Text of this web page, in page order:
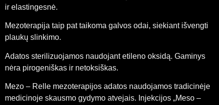
ir elastingesnė.
Mezoterapija taip pat taikoma galvos odai, siekiant išvengti
plaukų slinkimo.
Adatos sterilizuojamos naudojant etileno oksidą. Gaminys
nėra pirogeniškas ir netoksiškas.
Mezo – Relle mezoterapijos adatos naudojamos tradicinėje
medicinoje skausmo gydymo atvejais. Injekcijos „Meso –